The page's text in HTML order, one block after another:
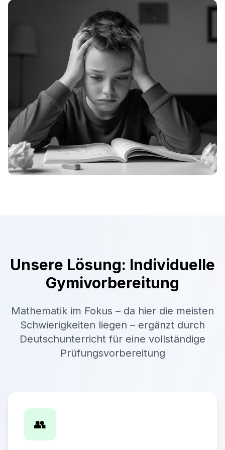
Unsere Lösung: Individuelle
Gymivorbereitung
Mathematik im Fokus – da hier die meisten
Schwierigkeiten liegen – ergänzt durch
Deutschunterricht für eine vollständige
Prüfungsvorbereitung
👥